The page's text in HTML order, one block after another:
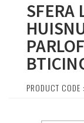
SFERA
PRODUCT